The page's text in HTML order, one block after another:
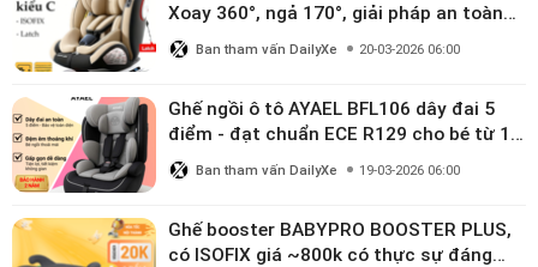
Xoay 360°, ngả 170°, giải pháp an toàn
linh hoạt cho bé 0–10 tuổi
Ban tham vấn DailyXe 20-03-2026 06:00
Ghế ngồi ô tô AYAEL BFL106 dây đai 5
điểm - đạt chuẩn ECE R129 cho bé từ 1–
10 tuổi
Ban tham vấn DailyXe 19-03-2026 06:00
Ghế booster BABYPRO BOOSTER PLUS,
có ISOFIX giá ~800k có thực sự đáng